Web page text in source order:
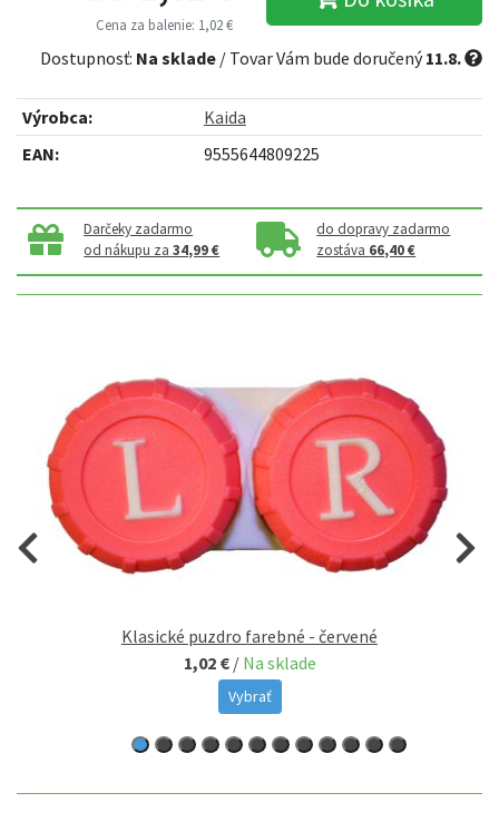
Cena za balenie: 1,02 €
Dostupnosť: Na sklade / Tovar Vám bude doručený11.8.
Výrobca:
Kaida
EAN:
9555644809225
Darčeky zadarmo
od nákupu za34,99 €
do dopravy zadarmo
zostáva 66,40 €
Klasické puzdro farebné - červené
1,02 € / Na sklade
Vybrať